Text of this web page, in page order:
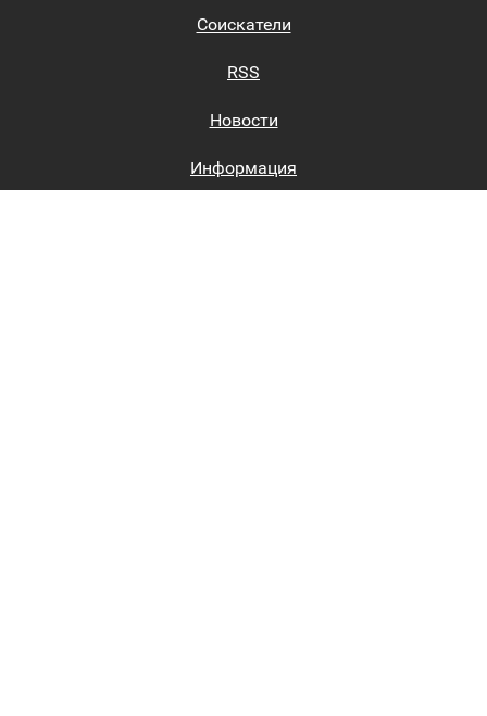
Соискатели
RSS
Новости
Информация